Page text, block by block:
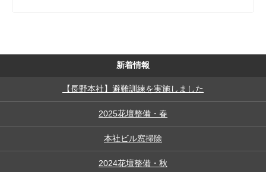
新着情報
【長野本社】避難訓練を実施しました
2025花壇整備・春
本社ビル窓掃除
2024花壇整備・秋